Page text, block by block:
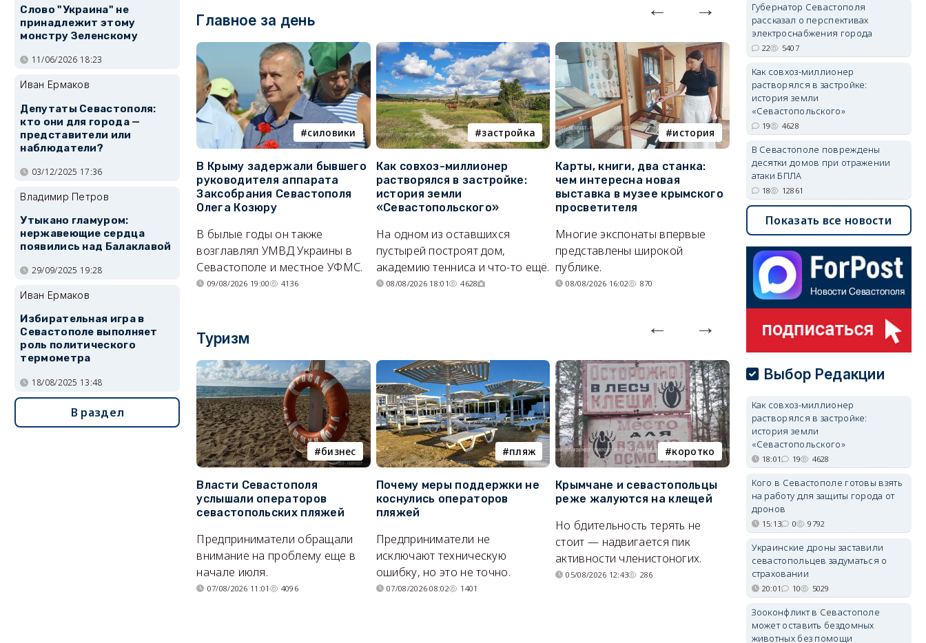
Главное за день
силовики
В Крыму задержали бывшего
руководителя аппарата
Заксобрания Севастополя
Олега Козюру
В былые годы он также
возглавлял УМВД Украины в
Севастополе и местное УФМС.
09/08/2026 19:00 4136
застройка
Как совхоз-миллионер
растворялся в застройке:
история земли
«Севастопольского»
На одном из оставшихся
пустырей построят дом,
академию тенниса и что-то ещё.
08/08/2026 18:01 4628
история
Карты, книги, два станка:
чем интересна новая
выставка в музее крымского
просветителя
Многие экспонаты впервые
представлены широкой
публике.
08/08/2026 16:02 870
история Севастополя
От руин до визитной
карточки города: как
преображался Приморский
бульвар
Открывайте город вместе с
проектом ForPost «Улочки-
переулочки Севастополя».
08/08/2026 11:00
Туризм
бизнес
Власти Севастополя
услышали операторов
севастопольских пляжей
Предприниматели обращали
внимание на проблему еще в
начале июля.
07/08/2026 11:01 4096
пляж
Почему меры поддержки не
коснулись операторов
пляжей
Предприниматели не
исключают техническую
ошибку, но это не точно.
07/08/2026 08:02 1401
коротко
Крымчане и севастопольцы
реже жалуются на клещей
Но бдительность терять не
стоит — надвигается пик
активности членистоногих.
05/08/2026 12:43 286
Балаклава
В Севастополе утвердили
проект застройки центра
Балаклавы
квартал с отелями и
парковками.
05/08/2026 08:01 5684
Слово "Украина" не
принадлежит этому
монстру Зеленскому
11/06/2026 18:23
Иван Ермаков
Депутаты Севастополя:
кто они для города —
представители или
наблюдатели?
03/12/2025 17:36
Владимир Петров
Утыкано гламуром:
нержавеющие сердца
появились над Балаклавой
29/09/2025 19:28
Иван Ермаков
Избирательная игра в
Севастополе выполняет
роль политического
термометра
18/08/2025 13:48
В раздел
Губернатор Севастополя
рассказал о перспективах
электроснабжения города
22 5407
Как совхоз-миллионер
растворялся в застройке:
история земли
«Севастопольского»
19 4628
В Севастополе повреждены
десятки домов при отражении
атаки БПЛА
18 12861
Показать все новости
Выбор Редакции
Как совхоз-миллионер
растворялся в застройке:
история земли
«Севастопольского»
18:01 19 4628
Кого в Севастополе готовы взять
на работу для защиты города от
дронов
15:13 0 9792
Украинские дроны заставили
севастопольцев задуматься о
страховании
20:01 10 5029
Зооконфликт в Севастополе
может оставить бездомных
животных без помощи